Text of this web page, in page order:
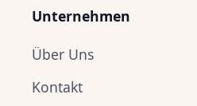
Unternehmen
Über Uns
Kontakt